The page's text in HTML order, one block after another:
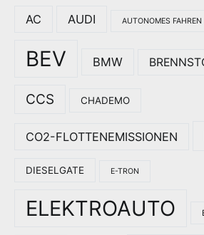
AC AUDI AUTONOMES FAHREN
BEV BMW
CCS CHADEMO
CO2-FLOTTENEMISSIONEN
DIESELGATE E-TRON
ELEKTROAUTO